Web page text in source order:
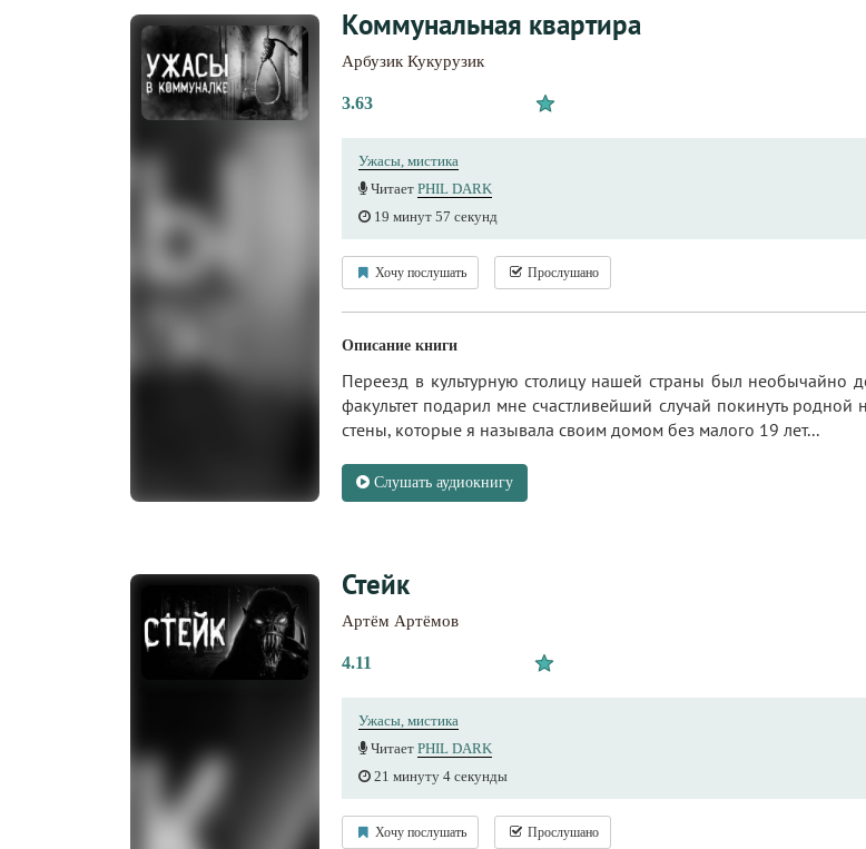
Коммунальная квартира
Арбузик Кукурузик
3.63
Ужасы, мистика
Читает PHIL DARK
19 минут 57 секунд
Хочу послушать Прослушано
Описание книги
Переезд в культурную столицу нашей страны был
факультет подарил мне счастливейший случай покинуть
стены, которые я называла своим домом без малого 19 лет...
Слушать аудиокнигу
Стейк
Артём Артёмов
4.11
Ужасы, мистика
Читает PHIL DARK
21 минуту 4 секунды
Хочу послушать Прослушано